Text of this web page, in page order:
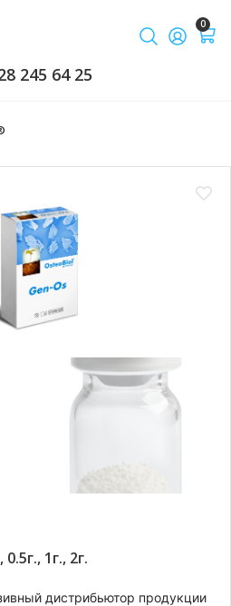
0
245 64 25
0.5г., 1г., 2г.
дистрибьютор продукции